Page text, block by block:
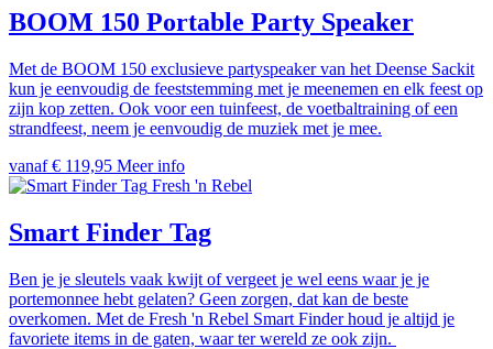
BOOM 150 Portable Party Speaker
Met de BOOM 150 exclusieve partyspeaker van het Deense Sackit
kun je eenvoudig de feeststemming met je meenemen en elk feest op
zijn kop zetten. Ook voor een tuinfeest, de voetbaltraining of een
strandfeest, neem je eenvoudig de muziek met je mee.
vanaf € 119,95 Meer info
Fresh 'n Rebel
Smart Finder Tag
Ben je je sleutels vaak kwijt of vergeet je wel eens waar je je
portemonnee hebt gelaten? Geen zorgen, dat kan de beste
overkomen. Met de Fresh 'n Rebel Smart Finder houd je altijd je
favoriete items in de gaten, waar ter wereld ze ook zijn. ‬